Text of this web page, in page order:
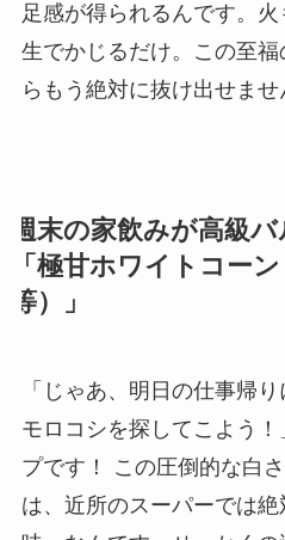
足感が得られるんです。
生でかじるだけ。この至
らもう絶対に抜け出せませ
週末の家飲みが高級
「極甘ホワイトコー
等）」
「じゃあ、明日の仕事帰
モロコシを探してこよう
プです！ この圧倒的な白
は、近所のスーパーでは